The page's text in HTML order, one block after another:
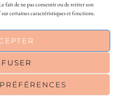
fait de ne pas consentir ou de retirer son
certaines caractéristiques et fonctions.
| 18200
SO GIRLY BLOG